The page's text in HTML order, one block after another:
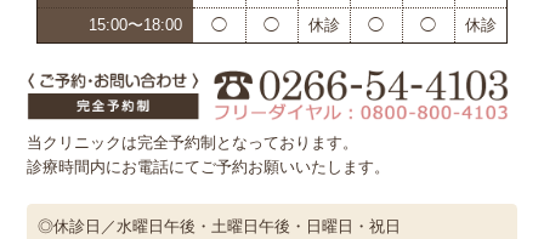
15:00〜18:00
◯ ◯ 休診 ◯ ◯ 休診
当クリニックは完全予約制となっております。
診療時間内にお電話にてご予約お願いいたします。
◎休診日／水曜日午後・土曜日午後・日曜日・祝日